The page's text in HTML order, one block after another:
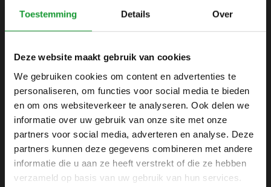
Toestemming Details Over
Deze website maakt gebruik van cookies
We gebruiken cookies om content en advertenties te
personaliseren, om functies voor social media te bieden
en om ons websiteverkeer te analyseren. Ook delen we
informatie over uw gebruik van onze site met onze
partners voor social media, adverteren en analyse. Deze
partners kunnen deze gegevens combineren met andere
informatie die u aan ze heeft verstrekt of die ze hebben
verzameld op basis van uw gebruik van hun services.
SHIRTSUPPLIER.NL
Webshop voor mannen
Zijlijnstraat 24
1433 DC
+31 6 42 52 32 80
+31 6 42 52 32 80